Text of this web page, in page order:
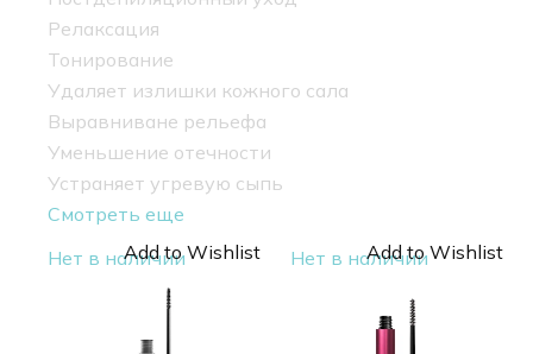
Релаксация
Тонирование
Удаляет излишки кожного сала
Выравниване рельефа
Уменьшение отечности
Устраняет угревую сыпь
Смотреть еще
Нет в наличииAdd to Wishlist Нет в наличииAdd to Wishlist